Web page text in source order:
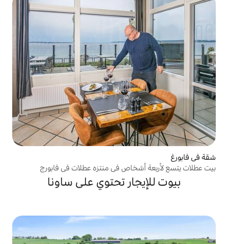
في منتزه عطلات في فابورج
تحتوي على ساونا